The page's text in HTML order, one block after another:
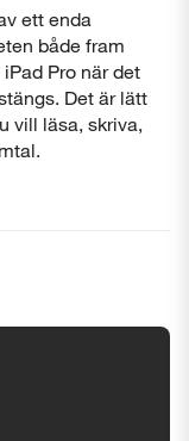
ett enda
både fram
Pro när det
Det är lätt
vill läsa, skriva,